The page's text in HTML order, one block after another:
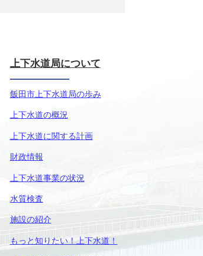
上下水道局について
飯田市上下水道局の歩み
上下水道の概況
上下水道に関する計画
財政情報
上下水道事業の状況
水質検査
施設の紹介
もっと知りたい！上下水道！